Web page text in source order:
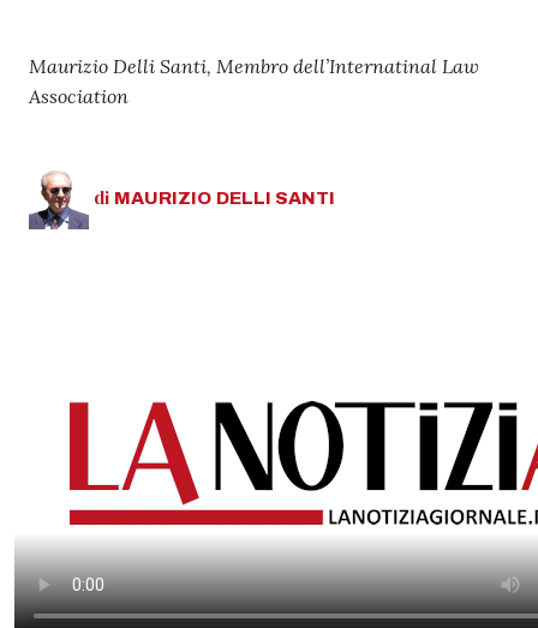
Maurizio Delli Santi, Membro dell’Internatinal Law
Association
di MAURIZIO DELLI SANTI